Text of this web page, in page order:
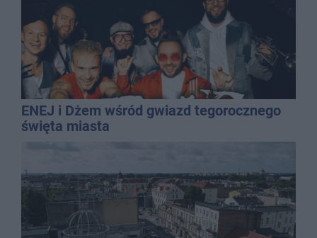
ENEJ i Dżem wśród gwiazd tegorocznego
święta miasta